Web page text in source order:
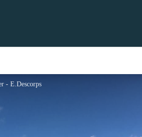
- E.Descorps